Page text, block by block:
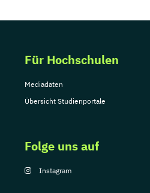
Für Hochschulen
Mediadaten
Übersicht Studienportale
Folge uns auf
Instagram